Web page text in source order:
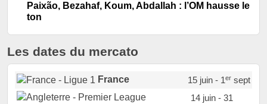
Paixão, Bezahaf, Koum, Abdallah : l’OM hausse le
ton
Les dates du mercato
France 15 juin - 1ersept
14 juin - 31